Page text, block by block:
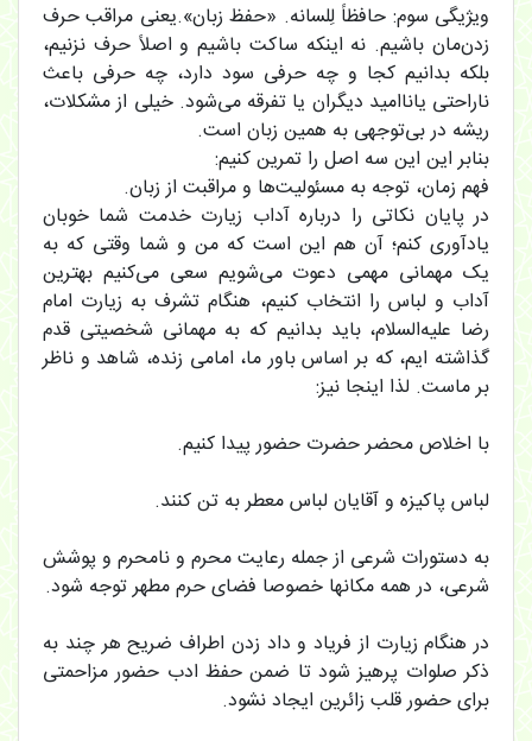
ویژیگی سوم: حافظاً لِلسانه. «حفظ زبان».یعنی مراقب حرف
زدن‌مان باشیم. نه اینکه ساکت باشیم و اصلاً حرف نزنیم،
بلکه بدانیم کجا و چه حرفی سود دارد، چه حرفی باعث
ناراحتی یاناامید دیگران یا تفرقه می‌شود. خیلی از مشکلات،
ریشه در بی‌توجهی به همین زبان است.
بنابر این این سه اصل را تمرین کنیم:
فهم زمان، توجه به مسئولیت‌ها و مراقبت از زبان.
در پایان نکاتی را درباره آداب زیارت خدمت شما خوبان
یادآوری کنم؛ آن هم این است که من و شما وقتی که به
یک مهمانی مهمی دعوت می‌شویم سعی می‌کنیم بهترین
آداب و لباس را انتخاب کنیم، هنگام تشرف به زیارت امام
رضا علیه‌السلام، باید بدانیم که به مهمانی شخصیتی قدم
گذاشته ایم، که بر اساس باور ما، امامی زنده، شاهد و ناظر
بر ماست. لذا اینجا نیز:
با اخلاص محضر حضرت حضور پیدا کنیم.
لباس پاکیزه و آقایان لباس معطر به تن کنند.
به دستورات شرعی از جمله رعایت محرم و نامحرم و پوشش
شرعی، در همه مکانها خصوصا فضای حرم مطهر توجه شود.
در هنگام زیارت از فریاد و داد زدن اطراف ضریح هر چند به
ذکر صلوات پرهیز شود تا ضمن حفظ ادب حضور مزاحمتی
برای حضور قلب زائرین ایجاد نشود.